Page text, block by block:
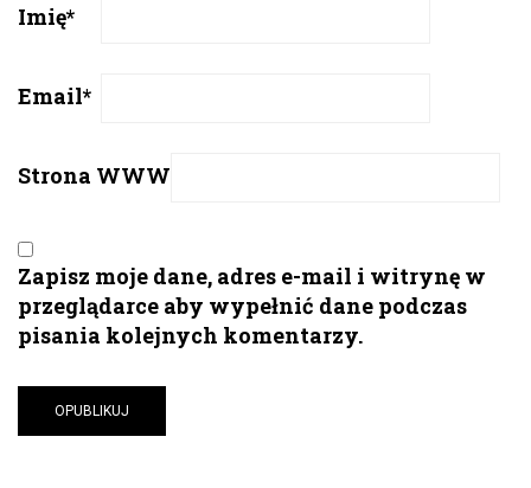
Imię*
Email*
Strona WWW
Zapisz moje dane, adres e-mail i witrynę w
przeglądarce aby wypełnić dane podczas
pisania kolejnych komentarzy.